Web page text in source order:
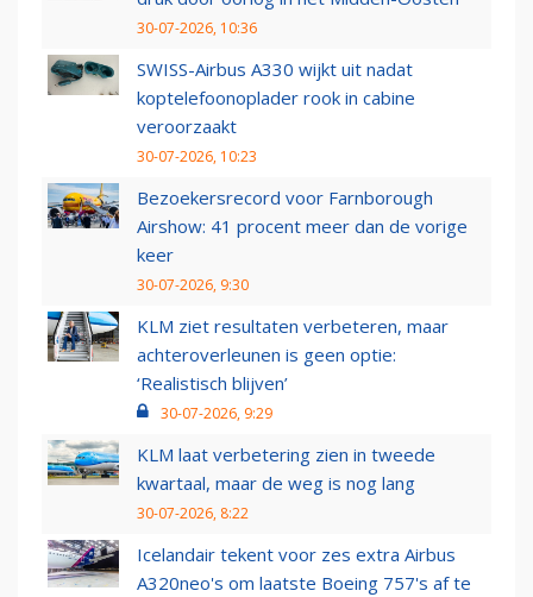
30-07-2026, 10:36
SWISS-Airbus A330 wijkt uit nadat
koptelefoonoplader rook in cabine
veroorzaakt
30-07-2026, 10:23
Bezoekersrecord voor Farnborough
Airshow: 41 procent meer dan de vorige
keer
30-07-2026, 9:30
KLM ziet resultaten verbeteren, maar
achteroverleunen is geen optie:
‘Realistisch blijven’
30-07-2026, 9:29
KLM laat verbetering zien in tweede
kwartaal, maar de weg is nog lang
30-07-2026, 8:22
Icelandair tekent voor zes extra Airbus
A320neo's om laatste Boeing 757's af te